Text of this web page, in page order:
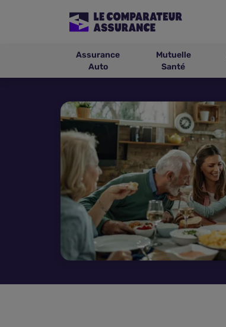
Assurance
Auto
Mutuelle
Santé